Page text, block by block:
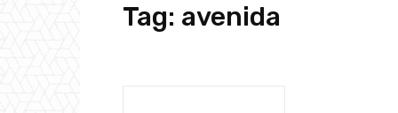
Tag: avenida